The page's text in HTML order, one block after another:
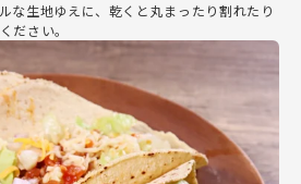
な生地ゆえに、乾くと丸まったり割れたり
ださい。